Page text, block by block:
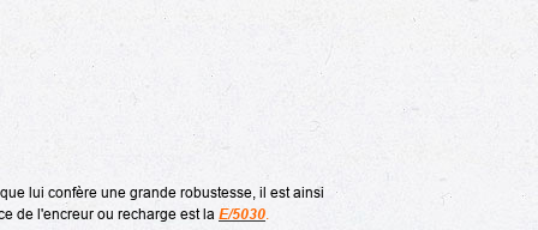
lui confère une grande robustesse, il est ainsi
de l'encreur ou recharge est la E/5030